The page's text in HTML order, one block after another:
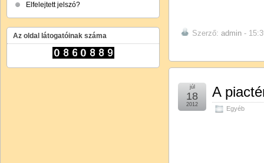
Szerző: admin -
A
Egyéb
júl
18
2012
Elfelejtett jelszó?
Az oldal látogatóinak száma